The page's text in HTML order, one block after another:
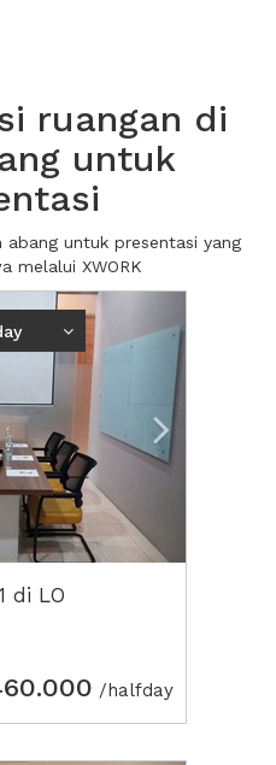
ruangan di
untuk
abang untuk presentasi yang
melalui XWORK
di LO
/halfday